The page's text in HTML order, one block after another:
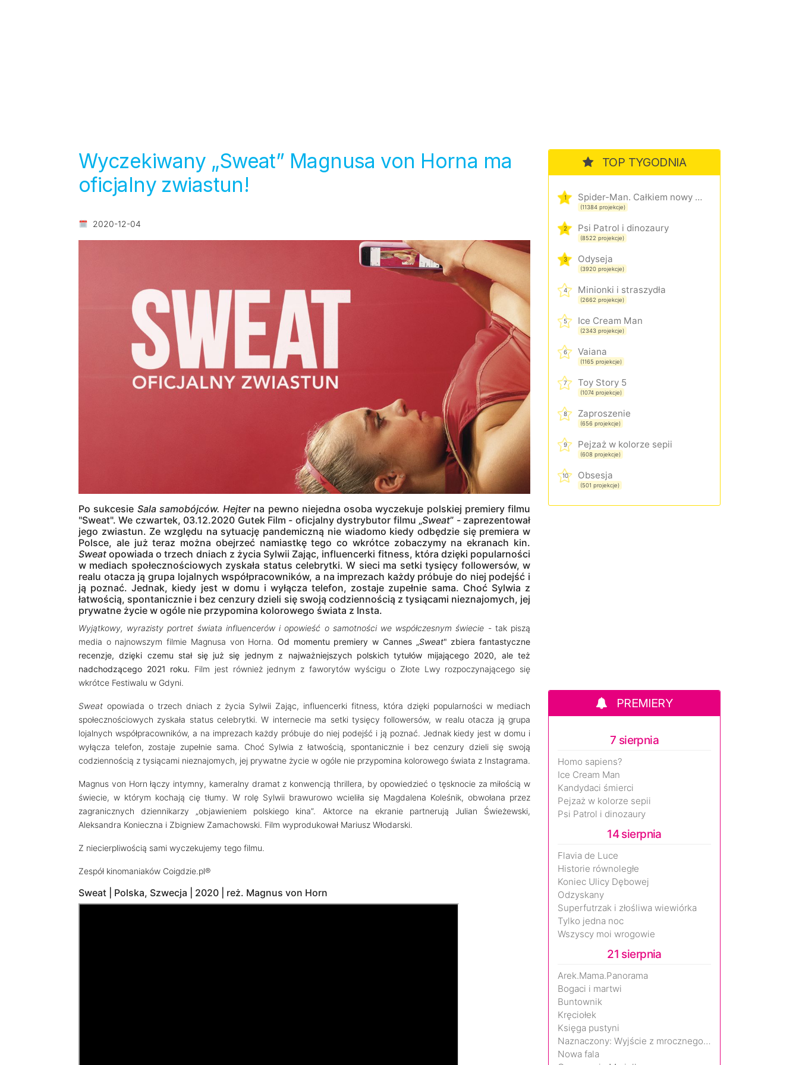
Wyczekiwany „Sweat” Magnusa von Horna ma
oficjalny zwiastun!
2020-12-04
Po sukcesie Sala samobójców. Hejterna pewno niejedna osoba wyczekuje polskiej premiery filmu
"Sweat". We czwartek, 03.12.2020 Gutek Film - oficjalny dystrybutor filmu „Sweat” - zaprezentował
jego zwiastun. Ze względu na sytuację pandemiczną nie wiadomo kiedy odbędzie się premiera w
Polsce, ale już teraz można obejrzeć namiastkę tego co wkrótce zobaczymy na ekranach kin.
Sweat opowiada o trzech dniach z życia Sylwii Zając, influencerki fitness, która dzięki popularności
w mediach społecznościowych zyskała status celebrytki. W sieci ma setki tysięcy followersów, w
realu otacza ją grupa lojalnych współpracowników, a na imprezach każdy próbuje do niej podejść i
ją poznać. Jednak, kiedy jest w domu i wyłącza telefon, zostaje zupełnie sama. Choć Sylwia z
łatwością, spontanicznie i bez cenzury dzieli się swoją codziennością z tysiącami nieznajomych, jej
prywatne życie w ogóle nie przypomina kolorowego świata z Insta.
Wyjątkowy, wyrazisty portret świata influencerów i opowieść o samotności we współczesnym świecie - tak piszą
media o najnowszym filmie Magnusa von Horna. Od momentu premiery w Cannes „Sweat" zbiera fantastyczne
recenzje, dzięki czemu stał się już się jednym z najważniejszych polskich tytułów mijającego 2020, ale też
nadchodzącego 2021 roku. Film jest również jednym z faworytów wyścigu o Złote Lwy rozpoczynającego się
wkrótce Festiwalu w Gdyni.
Sweat opowiada o trzech dniach z życia Sylwii Zając, influencerki fitness, która dzięki popularności w mediach
społecznościowych zyskała status celebrytki. W internecie ma setki tysięcy followersów, w realu otacza ją grupa
lojalnych współpracowników, a na imprezach każdy próbuje do niej podejść i ją poznać. Jednak kiedy jest w domu i
wyłącza telefon, zostaje zupełnie sama. Choć Sylwia z łatwością, spontanicznie i bez cenzury dzieli się swoją
codziennością z tysiącami nieznajomych, jej prywatne życie w ogóle nie przypomina kolorowego świata z Instagrama.
Magnus von Horn łączy intymny, kameralny dramat z konwencją thrillera, by opowiedzieć o tęsknocie za miłością w
świecie, w którym kochają cię tłumy. W rolę Sylwii brawurowo wcieliła się Magdalena Koleśnik, obwołana przez
zagranicznych dziennikarzy „objawieniem polskiego kina”. Aktorce na ekranie partnerują Julian Świeżewski,
Aleksandra Konieczna i Zbigniew Zamachowski. Film wyprodukował Mariusz Włodarski.
Z niecierpliwością sami wyczekujemy tego filmu.
Zespół kinomaniaków Coigdzie.pl®
Sweat | Polska, Szwecja | 2020 | reż. Magnus von Horn
TOP TYGODNIA
1 Spider-Man. Całkiem nowy dzień
(11384 projekcje)
2 Psi Patrol i dinozaury
(8522 projekcje)
3 Odyseja
(3920 projekcje)
4 Minionki i straszydła
(2662 projekcje)
5 Ice Cream Man
(2343 projekcje)
6 Vaiana
(1165 projekcje)
7 Toy Story 5
(1074 projekcje)
8 Zaproszenie
(656 projekcje)
9 Pejzaż w kolorze sepii
(608 projekcje)
10 Obsesja
(501 projekcje)
PREMIERY
7 sierpnia
Homo sapiens?
Ice Cream Man
Kandydaci śmierci
Pejzaż w kolorze sepii
Psi Patrol i dinozaury
14 sierpnia
Flavia de Luce
Historie równoległe
Koniec Ulicy Dębowej
Odzyskany
Superfutrzak i złośliwa wiewiórka
Tylko jedna noc
Wszyscy moi wrogowie
21 sierpnia
Arek.Mama.Panorama
Bogaci i martwi
Buntownik
Kręciołek
Księga pustyni
Naznaczony: Wyjście z mrocznego wymiaru
Nowa fala